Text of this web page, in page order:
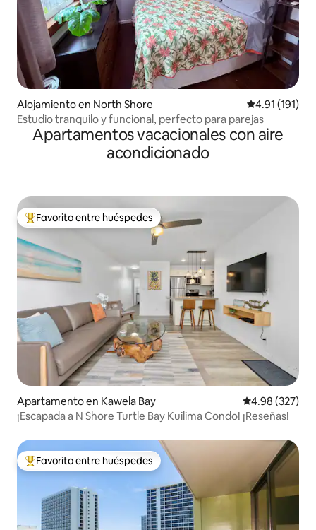
Alojamiento en North Shore Calificación
4.91 (191)
Estudio tranquilo y funcional, perfecto para parejas
Apartamentos vacacionales con aire
acondicionado
Favorito entre huéspedes preferido
Favorito entre huéspedes
Apartamento en Kawela Bay Calificación
4.98 (327)
¡Escapada a N Shore Turtle Bay Kuilima Condo! ¡Reseñas!
Favorito entre huéspedes preferido
Favorito entre huéspedes